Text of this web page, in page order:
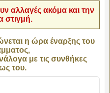
αλλαγές ακόμα και την
στιγμή.
η ώρα έναρξης του
με τις συνθήκες
του.